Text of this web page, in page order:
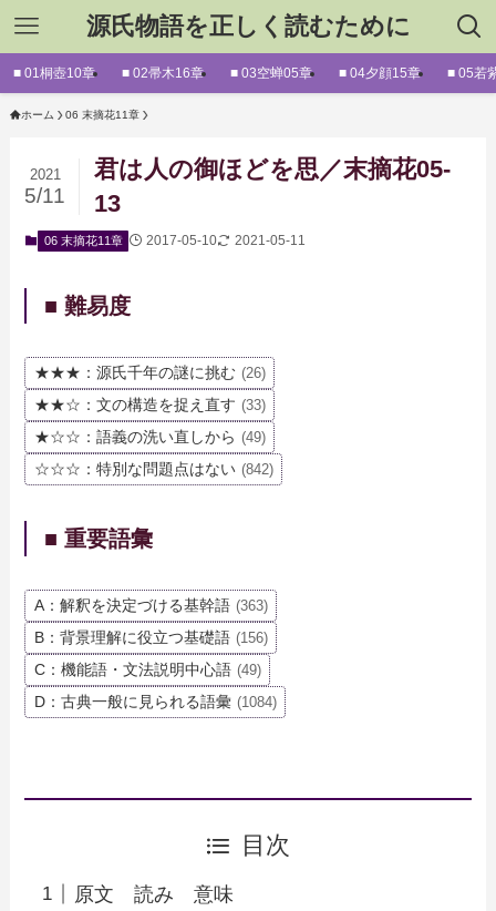
源氏物語を正しく読むために
■ 01桐壺10章 ■ 02帚木16章 ■ 03空蝉05章 ■ 04夕顔15章 ■ 05若
ホーム 06 末摘花11章
君は人の御ほどを思／末摘花05-
13
2021
5/11
06 末摘花11章 2017-05-10 2021-05-11
■ 難易度
★★★：源氏千年の謎に挑む (26)
★★☆：文の構造を捉え直す (33)
★☆☆：語義の洗い直しから (49)
☆☆☆：特別な問題点はない (842)
■ 重要語彙
A：解釈を決定づける基幹語 (363)
B：背景理解に役立つ基礎語 (156)
C：機能語・文法説明中心語 (49)
D：古典一般に見られる語彙 (1084)
目次
原文 読み 意味